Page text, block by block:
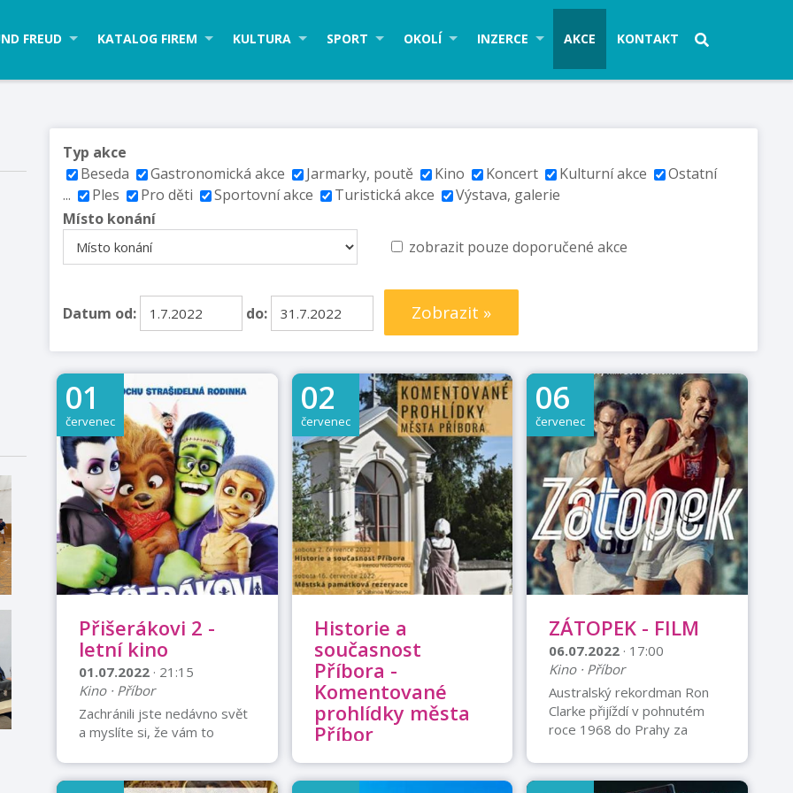
FREUD KATALOG FIREM KULTURA SPORT OKOLÍ INZERCE AKCE KONTAKT
Typ akce
Beseda
Gastronomická akce Jarmarky, poutě Kino Koncert Kulturní akce
Ostatní
...
Ples Pro děti Sportovní akce Turistická akce
Výstava, galerie
Místo konání
zobrazit pouze doporučené akce
Datum od: do: Zobrazit »
01
červenec
Přišerákovi 2 -
letní kino
01.07.2022 · 21:15
Kino · Příbor
Zachránili jste nedávno svět
a myslíte si, že vám to
štěstí? Chyba! Každodenní
život má protivný zvyk znovu
02
červenec
Historie a
současnost
Příbora -
Komentované
prohlídky města
Příbor
Ostatní ... · Příbor
06
červenec
ZÁTOPEK - FILM
06.07.2022 · 17:00
Kino · Příbor
Australský rekordman Ron
Clarke přijíždí v pohnutém
roce 1968 do Prahy za
Zátopkem, jehož bezmezně
obdivuje. V rozhovorech